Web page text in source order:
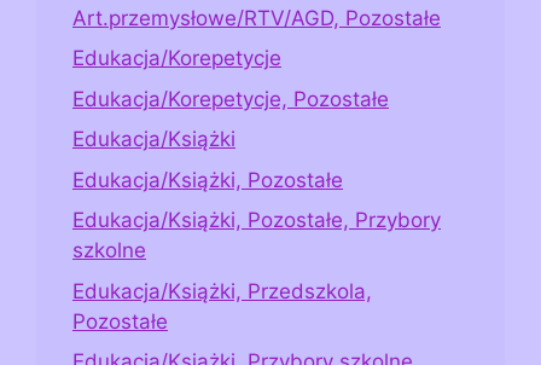
Art.przemysłowe/RTV/AGD, Pozostałe
Edukacja/Korepetycje
Edukacja/Korepetycje, Pozostałe
Edukacja/Książki
Edukacja/Książki, Pozostałe
Edukacja/Książki, Pozostałe, Przybory
szkolne
Edukacja/Książki, Przedszkola,
Pozostałe